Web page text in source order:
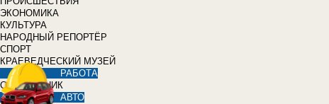
ЭКОНОМИКА
КУЛЬТУРА
НАРОДНЫЙ РЕПОРТЁР
СПОРТ
КРАЕВЕДЧЕСКИЙ МУЗЕЙ
РАБОТА
СПРАВОЧНИК
АВТО